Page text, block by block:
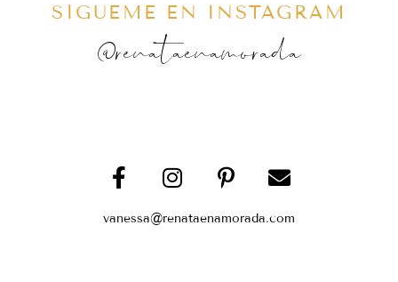
SÍGUEME EN INSTAGRAM
@renataenamorada
vanessa@renataenamorada.com